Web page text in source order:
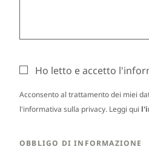
Ho letto e accetto
Acconsento al trattamento dei miei
l'informativa sulla privacy. Leggi qui
OBBLIGO DI INFORMAZIONE